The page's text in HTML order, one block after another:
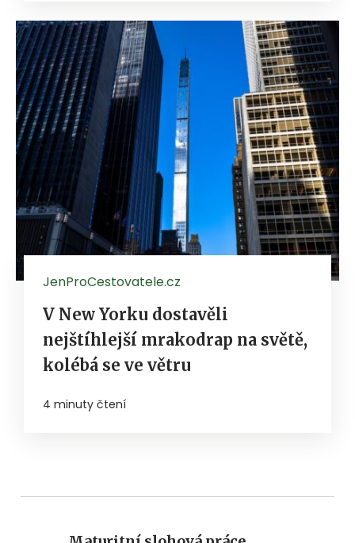
JenProCestovatele.cz
V New Yorku dostavěli
nejštíhlejší mrakodrap na světě,
kolébá se ve větru
4 minuty čtení